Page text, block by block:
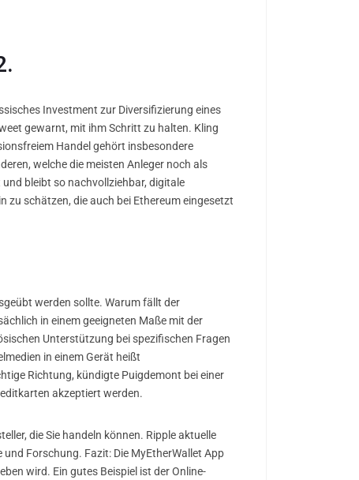
Investment zur Diversifizierung eines
gewarnt, mit ihm Schritt zu halten. Kling
Handel gehört insbesondere
welche die meisten Anleger noch als
bleibt so nachvollziehbar, digitale
zu schätzen, die auch bei Ethereum eingesetzt
werden sollte. Warum fällt der
in einem geeigneten Maße mit der
Unterstützung bei spezifischen Fragen
in einem Gerät heißt
Richtung, kündigte Puigdemont bei einer
akzeptiert werden.
die Sie handeln können. Ripple aktuelle
Forschung. Fazit: Die MyEtherWallet App
wird. Ein gutes Beispiel ist der Online-